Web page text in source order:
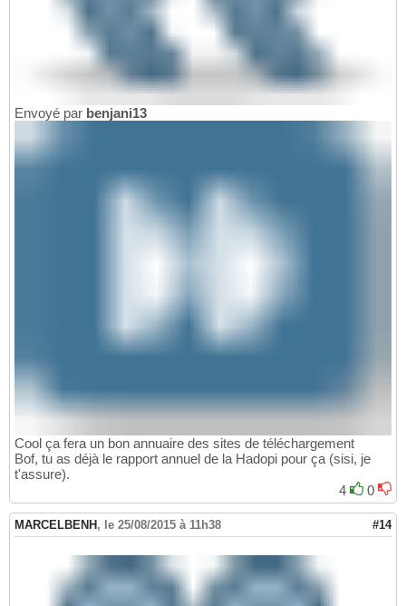
Envoyé par benjani13
Cool ça fera un bon annuaire des sites de téléchargement
Bof, tu as déjà le rapport annuel de la Hadopi pour ça (sisi, je
t'assure).
4
0
MARCELBENH , le 25/08/2015 à 11h38 #14